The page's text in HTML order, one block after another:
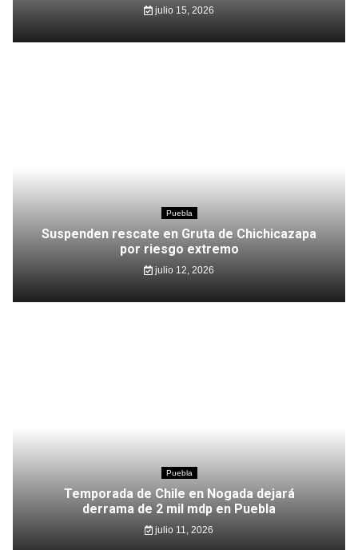
julio 15, 2026
Puebla
Suspenden rescate en Gruta de Chichicazapa
por riesgo extremo
julio 12, 2026
Puebla
Temporada de Chile en Nogada dejará
derrama de 2 mil mdp en Puebla
julio 11, 2026